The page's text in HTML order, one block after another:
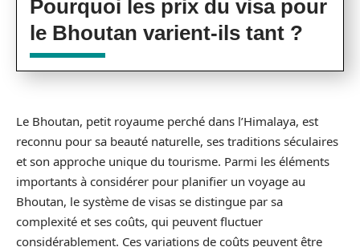
Pourquoi les prix du visa pour
le Bhoutan varient-ils tant ?
Le Bhoutan, petit royaume perché dans l’Himalaya, est
reconnu pour sa beauté naturelle, ses traditions séculaires
et son approche unique du tourisme. Parmi les éléments
importants à considérer pour planifier un voyage au
Bhoutan, le système de visas se distingue par sa
complexité et ses coûts, qui peuvent fluctuer
considérablement. Ces variations de coûts peuvent être